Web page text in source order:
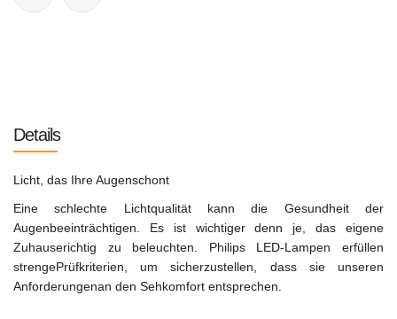
Details
Licht, das Ihre Augenschont
Eine schlechte Lichtqualität kann die Gesundheit der
Augenbeeinträchtigen. Es ist wichtiger denn je, das eigene
Zuhauserichtig zu beleuchten. Philips LED-Lampen erfüllen
strengePrüfkriterien, um sicherzustellen, dass sie unseren
Anforderungenan den Sehkomfort entsprechen.